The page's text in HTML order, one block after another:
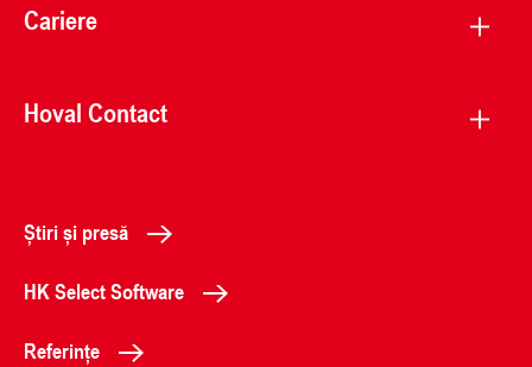
Cariere
Hoval Contact
Știri și presă
HK Select Software
Referințe